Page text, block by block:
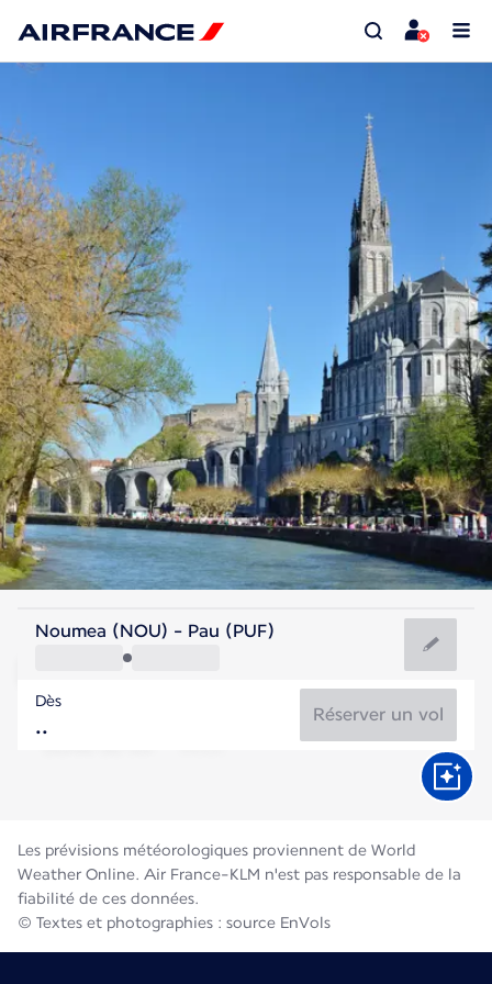
France
France
Durée du vol
Noumea (NOU) - Pau (PUF)
Dès
Réserver un vol
Les prévisions météorologiques proviennent de World
Weather Online. Air France-KLM n'est pas responsable de la
fiabilité de ces données.
© Textes et photographies : source EnVols